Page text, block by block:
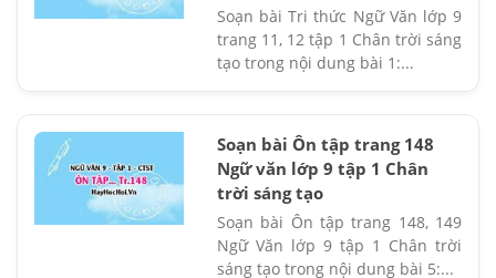
Soạn bài Tri thức Ngữ Văn lớp 9
trang 11, 12 tập 1 Chân trời sáng
tạo trong nội dung bài 1:...
Soạn bài Ôn tập trang 148
Ngữ văn lớp 9 tập 1 Chân
trời sáng tạo
Soạn bài Ôn tập trang 148, 149
Ngữ Văn lớp 9 tập 1 Chân trời
sáng tạo trong nội dung bài 5:...